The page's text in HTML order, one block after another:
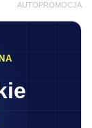
AUTOPROMOCJA